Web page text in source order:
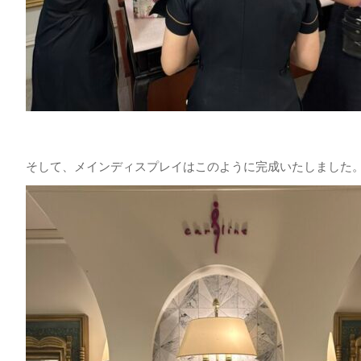
そして、メインディスプレイはこのように完成いたしました